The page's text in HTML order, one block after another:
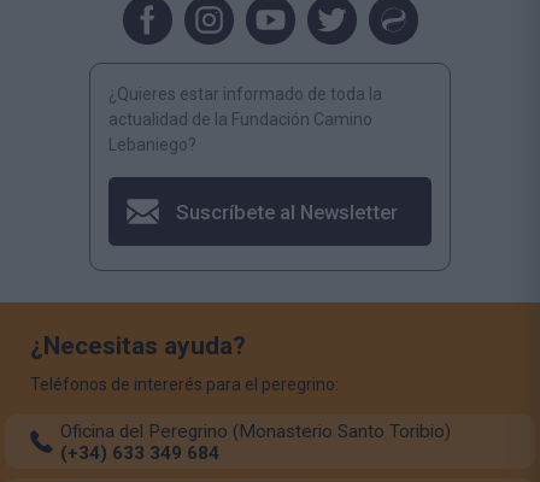
¿Quieres estar informado de toda la
actualidad de la Fundación Camino
Lebaniego?
Suscríbete al Newsletter
¿Necesitas ayuda?
Teléfonos de intererés para el peregrino:
Oficina del Peregrino (Monasterio Santo Toribio)
(+34) 633 349 684